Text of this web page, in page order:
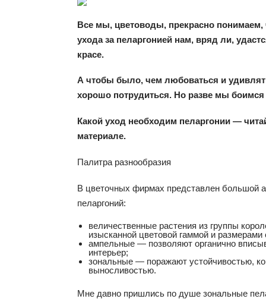
Все мы, цветоводы, прекрасно понимаем,
ухода за пеларгонией нам, вряд ли,
красе.
А чтобы было, чем любоваться и
хорошо потрудиться. Но разве мы боимся
Какой уход необходим пеларгонии —
материале.
Палитра разнообразия
В цветочных фирмах представлен большой
пеларгоний:
величественные растения из группы
изысканной цветовой гаммой и размерами
ампельные — позволяют органично
интерьер;
зональные — поражают устойчивостью,
выносливостью.
Мне давно пришлись по душе зональные